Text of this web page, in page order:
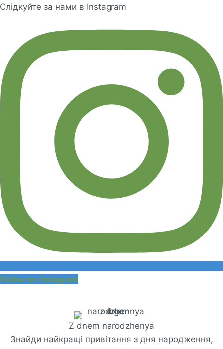
Слідкуйте за нами в Instagram
Follow on Instagram
Z dnem ​​narodzhenya
Знайди найкращі привітання з дня народження,